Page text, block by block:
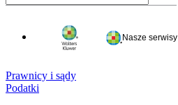
Nasze serwisy
Prawnicy i sądy
Podatki